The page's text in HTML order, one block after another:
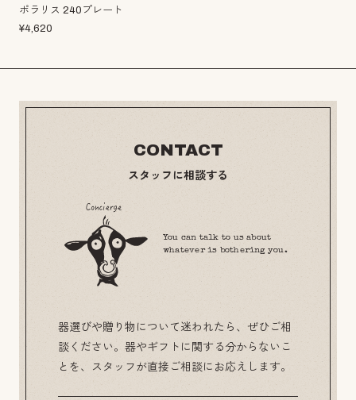
ポラリス 240プレート
¥4,620
CONTACT
スタッフに相談する
You can talk to us about
whatever is bothering you.
器選びや贈り物について迷われたら、ぜひご相
談ください。器やギフトに関する分からないこ
とを、スタッフが直接ご相談にお応えします。